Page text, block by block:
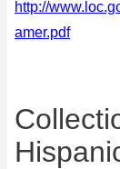
http://
amer.pdf